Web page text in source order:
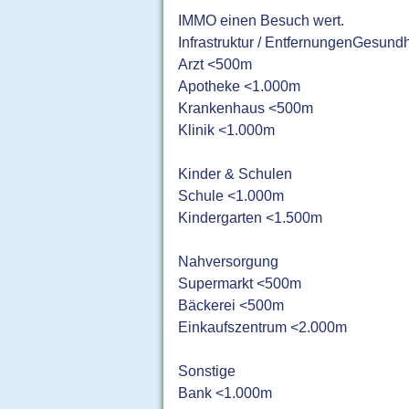
IMMO einen Besuch wert.
Infrastruktur /
Arzt <500m
Apotheke <1.000m
Krankenhaus <500m
Klinik <1.000m
Kinder & Schulen
Schule <1.000m
Kindergarten <1.500m
Nahversorgung
Supermarkt <500m
Bäckerei <500m
Einkaufszentrum <2.000m
Sonstige
Bank <1.000m